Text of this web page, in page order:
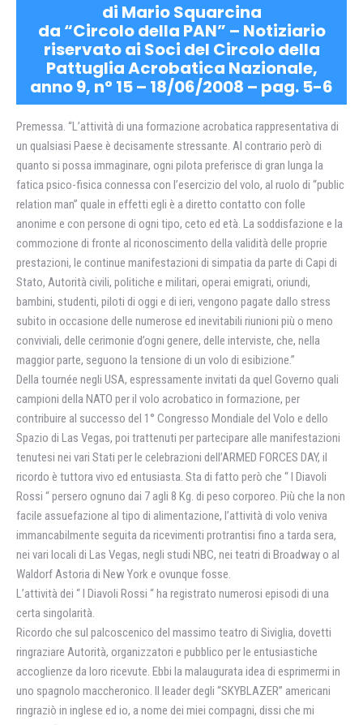
di Mario Squarcina
da “Circolo della PAN” – Notiziario
riservato ai Soci del Circolo della
Pattuglia Acrobatica Nazionale,
anno 9, n° 15 – 18/06/2008 – pag. 5-6
Premessa. “L’attività di una formazione acrobatica rappresentativa di
un qualsiasi Paese è decisamente stressante. Al contrario però di
quanto si possa immaginare, ogni pilota preferisce di gran lunga la
fatica psico-fisica connessa con l’esercizio del volo, al ruolo di “public
relation man” quale in effetti egli è a diretto contatto con folle
anonime e con persone di ogni tipo, ceto ed età. La soddisfazione e la
commozione di fronte al riconoscimento della validità delle proprie
prestazioni, le continue manifestazioni di simpatia da parte di Capi di
Stato, Autorità civili, politiche e militari, operai emigrati, oriundi,
bambini, studenti, piloti di oggi e di ieri, vengono pagate dallo stress
subito in occasione delle numerose ed inevitabili riunioni più o meno
conviviali, delle cerimonie d’ogni genere, delle interviste, che, nella
maggior parte, seguono la tensione di un volo di esibizione.”
Della tournée negli USA, espressamente invitati da quel Governo quali
campioni della NATO per il volo acrobatico in formazione, per
contribuire al successo del 1° Congresso Mondiale del Volo e dello
Spazio di Las Vegas, poi trattenuti per partecipare alle manifestazioni
tenutesi nei vari Stati per le celebrazioni dell’ARMED FORCES DAY, il
ricordo è tuttora vivo ed entusiasta. Sta di fatto però che “ I Diavoli
Rossi “ persero ognuno dai 7 agli 8 Kg. di peso corporeo. Più che la non
facile assuefazione al tipo di alimentazione, l’attività di volo veniva
immancabilmente seguita da ricevimenti protrantisi fino a tarda sera,
nei vari locali di Las Vegas, negli studi NBC, nei teatri di Broadway o al
Waldorf Astoria di New York e ovunque fosse.
L’attività dei “ I Diavoli Rossi “ ha registrato numerosi episodi di una
certa singolarità.
Ricordo che sul palcoscenico del massimo teatro di Siviglia, dovetti
ringraziare Autorità, organizzatori e pubblico per le entusiastiche
accoglienze da loro ricevute. Ebbi la malaugurata idea di esprimermi in
uno spagnolo maccheronico. Il leader degli “SKYBLAZER” americani
ringraziò in inglese ed io, a nome dei miei compagni, dissi che mi